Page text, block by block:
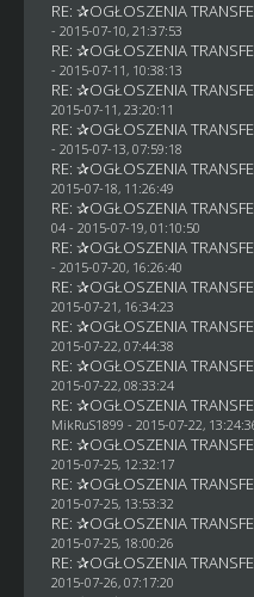
RE: ✰OGŁOSZENIA
- 2015-07-10, 21:37:53
RE: ✰OGŁOSZENIA
- 2015-07-11, 10:38:13
RE: ✰OGŁOSZENIA
2015-07-11, 23:20:11
RE: ✰OGŁOSZENIA
- 2015-07-13, 07:59:18
RE: ✰OGŁOSZENIA
2015-07-18, 11:26:49
RE: ✰OGŁOSZENIA
04- 2015-07-19, 01:10:50
RE: ✰OGŁOSZENIA
- 2015-07-20, 16:26:40
RE: ✰OGŁOSZENIA
2015-07-21, 16:34:23
RE: ✰OGŁOSZENIA
2015-07-22, 07:44:38
RE: ✰OGŁOSZENIA
2015-07-22, 08:33:24
RE: ✰OGŁOSZENIA
MikRuS1899 - 2015-07-22,
RE: ✰OGŁOSZENIA
2015-07-25, 12:32:17
RE: ✰OGŁOSZENIA
2015-07-25, 13:53:32
RE: ✰OGŁOSZENIA
2015-07-25, 18:00:26
RE: ✰OGŁOSZENIA
2015-07-26, 07:17:20